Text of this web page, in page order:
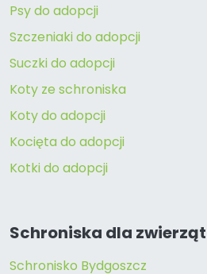
Psy do adopcji
Szczeniaki do adopcji
Suczki do adopcji
Koty ze schroniska
Koty do adopcji
Kocięta do adopcji
Kotki do adopcji
Schroniska dla zwierząt
Schronisko Bydgoszcz